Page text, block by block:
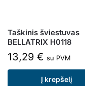
Taškinis šviestuvas
BELLATRIX H0118
13,29 € su PVM
Į krepšelį